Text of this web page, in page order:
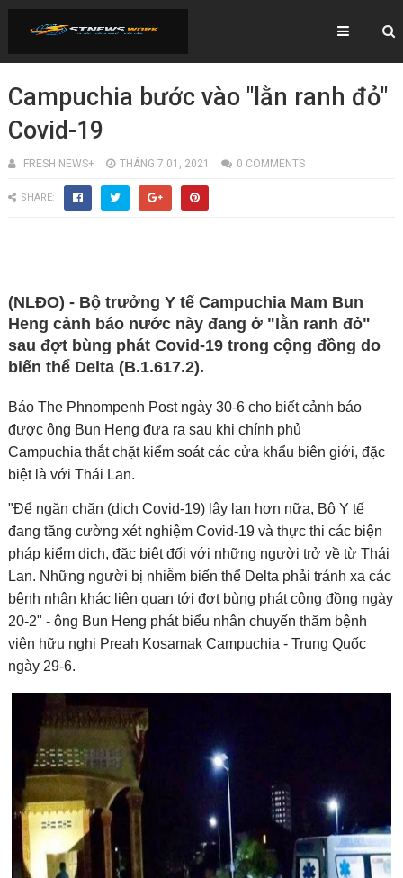
Campuchia bước vào "lằn ranh đỏ"
Covid-19
FRESH NEWS+ THÁNG 7 01, 2021 0 COMMENTS
SHARE:
(NLĐO) - Bộ trưởng Y tế Campuchia Mam Bun
Heng cảnh báo nước này đang ở "lằn ranh đỏ"
sau đợt bùng phát Covid-19 trong cộng đồng do
biến thể Delta (B.1.617.2).
Báo The Phnompenh Post ngày 30-6 cho biết cảnh báo
được ông Bun Heng đưa ra sau khi chính phủ
Campuchia thắt chặt kiểm soát các cửa khẩu biên giới, đặc
biệt là với Thái Lan.
"Để ngăn chặn (dịch Covid-19) lây lan hơn nữa, Bộ Y tế
đang tăng cường xét nghiệm Covid-19 và thực thi các biện
pháp kiểm dịch, đặc biệt đối với những người trở về từ Thái
Lan. Những người bị nhiễm biến thể Delta phải tránh xa các
bệnh nhân khác liên quan tới đợt bùng phát cộng đồng ngày
20-2" - ông Bun Heng phát biểu nhân chuyến thăm bệnh
viện hữu nghị Preah Kosamak Campuchia - Trung Quốc
ngày 29-6.